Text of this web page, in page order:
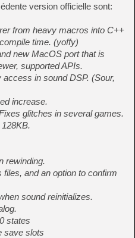
version officielle sont:
from heavy macros into C++
time. (yoffy)
new MacOS port that is
supported APIs.
in sound DSP. (Sour,
increase.
glitches in several games.
rewinding.
and an option to confirm
sound reinitializes.
states
save slots